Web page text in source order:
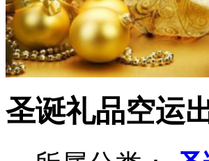
圣诞礼品空运